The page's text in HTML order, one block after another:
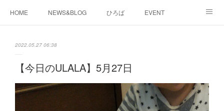
HOME NEWS&BLOG ひろば EVENT
2022.05.27 06:38
【今日のULALA】5月27日